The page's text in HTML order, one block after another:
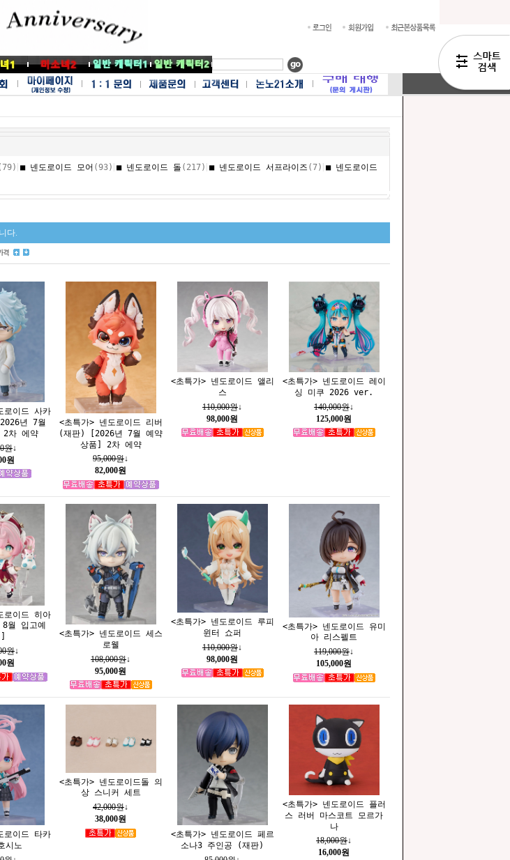
■ 넨도로이드 모어 (93) ■ 넨도로이드 돌 (217) ■ 넨도로이드 서프라이즈 (7) ■ 넨도로이드
다.
로이드 사카
년 7월
2차 에약
원↓
원
<초특가> 넨도로이드 리버
(재판) [2026년 7월 예약
상품] 2차 에약
95,000원↓
82,000원
<초특가> 넨도로이드 앨리
스
110,000원↓
98,000원
<초특가> 넨도로이드 레이
싱 미쿠 2026 ver.
140,000원↓
125,000원
로이드 히아
월 입고예
원↓
원
<초특가> 넨도로이드 세스
로웰
108,000원↓
95,000원
<초특가> 넨도로이드 루피
윈터 쇼퍼
110,000원↓
98,000원
<초특가> 넨도로이드 유미
아 리스펠트
119,000원↓
105,000원
로이드 타카
시노
<초특가> 넨도로이드돌 의
상 스니커 세트
42,000원↓
38,000원
<초특가> 넨도로이드 페르
소나3 주인공 (재판)
<초특가> 넨도로이드 플러
스 러버 마스코트 모르가
나
18,000원↓
16,000원